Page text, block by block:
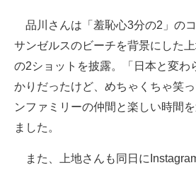
IT製品の技術・比較・事例
モノづくり技術者専門サイト
品川さんは「羞恥心3分の2」の
サンゼルスのビーチを背景にした
の2ショットを披露。「日本と変わ
かりだったけど、めちゃくちゃ笑
ンファミリーの仲間と楽しい時間
ました。
また、上地さんも同日に